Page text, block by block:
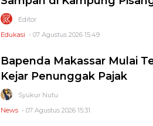
Editor
Edukasi - 07 Agustus 2026 15:49
Bapenda Makassar Mulai
Kejar Penunggak Pajak
Syukur Nutu
News - 07 Agustus 2026 15:31